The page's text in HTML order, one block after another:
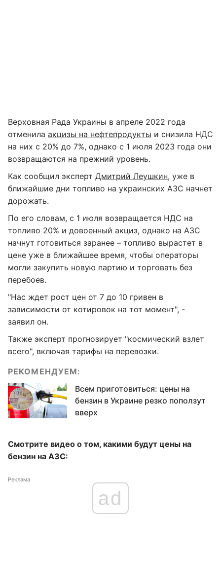
Верховная Рада Украины в апреле 2022 года
отменила акцизы на нефтепродукты и снизила НДС
на них с 20% до 7%, однако с 1 июля 2023 года они
возвращаются на прежний уровень.
Как сообщил эксперт Дмитрий Леушкин, уже в
ближайшие дни топливо на украинских АЗС начнет
дорожать.
По его словам, с 1 июля возвращается НДС на
топливо 20% и довоенный акциз, однако на АЗС
начнут готовиться заранее – топливо вырастет в
цене уже в ближайшее время, чтобы операторы
могли закупить новую партию и торговать без
перебоев.
"Нас ждет рост цен от 7 до 10 гривен в
зависимости от котировок на тот момент", -
заявил он.
Также эксперт прогнозирует "космический взлет
всего", включая тарифы на перевозки.
РЕКОМЕНДУЕМ:
Всем приготовиться: цены на
бензин в Украине резко поползут
вверх
Смотрите видео о том, какими будут цены на
бензин на АЗС:
Реклама
ad